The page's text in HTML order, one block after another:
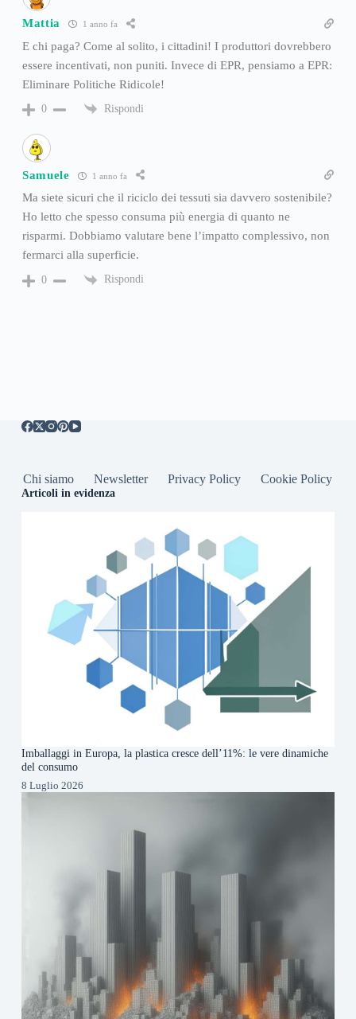
Mattia 1 anno fa
E chi paga? Come al solito, i cittadini! I produttori dovrebbero
essere incentivati, non puniti. Invece di EPR, pensiamo a EPR:
Eliminare Politiche Ridicole!
0 Rispondi
Samuele 1 anno fa
Ma siete sicuri che il riciclo dei tessuti sia davvero sostenibile?
Ho letto che spesso consuma più energia di quanto ne
risparmi. Dobbiamo valutare bene l’impatto complessivo, non
fermarci alla superficie.
0 Rispondi
Chi siamo Newsletter Privacy Policy Cookie Policy
Articoli in evidenza
Imballaggi in Europa, la plastica cresce dell’11%: le vere dinamiche
del consumo
8 Luglio 2026